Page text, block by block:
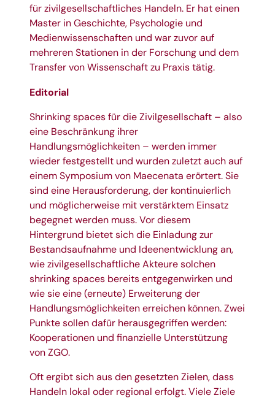
für zivilgesellschaftliches Handeln. Er hat einen
Master in Geschichte, Psychologie und
Medienwissenschaften und war zuvor auf
mehreren Stationen in der Forschung und dem
Transfer von Wissenschaft zu Praxis tätig.
Editorial
Shrinking spaces für die Zivilgesellschaft – also
eine Beschränkung ihrer
Handlungsmöglichkeiten – werden immer
wieder festgestellt und wurden zuletzt auch auf
einem Symposium von Maecenata erörtert. Sie
sind eine Herausforderung, der kontinuierlich
und möglicherweise mit verstärktem Einsatz
begegnet werden muss. Vor diesem
Hintergrund bietet sich die Einladung zur
Bestandsaufnahme und Ideenentwicklung an,
wie zivilgesellschaftliche Akteure solchen
shrinking spaces bereits entgegenwirken und
wie sie eine (erneute) Erweiterung der
Handlungsmöglichkeiten erreichen können. Zwei
Punkte sollen dafür herausgegriffen werden:
Kooperationen und finanzielle Unterstützung
von ZGO.
Oft ergibt sich aus den gesetzten Zielen, dass
Handeln lokal oder regional erfolgt. Viele Ziele